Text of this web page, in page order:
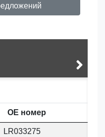
OE номер
LR033275